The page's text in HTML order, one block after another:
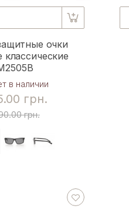
очки
в наличии
грн.
грн.